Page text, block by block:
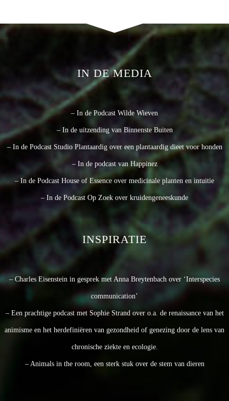
IN DE MEDIA
– In de Podcast Wilde Wieven
– In de uitzending van Binnenste Buiten
– In de Podcast Studio Plantaardig over een plantaardig dieet voor honden
– In de podcast van Happinez
– In de Podcast House of Essence over medicinale planten en intuitie
– In de Podcast Op Zoek over kruidengeneeskunde
INSPIRATIE
– Charles Eisenstein in gesprek met Anna Breytenbach over ‘Interspecies
communication’
– Een prachtige podcast met Sophie Strand over o.a. de renaissance van het
animisme en het herdefiniëren van gezondheid of genezing door de lens van
chronische ziekte en ecologie.
– Animals in the room, een sterk stuk over de stem van dieren